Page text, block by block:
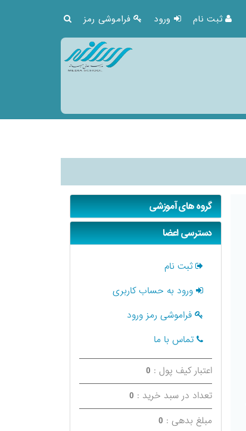
ثبت نام ورود فراموشی رمز
گروه های آموزشی
دسترسی اعضا
ثبت نام
ورود به حساب کاربری
فراموشی رمز ورود
تماس با ما
اعتبار کیف پول : 0
تعداد در سبد خرید : 0
مبلغ بدهی : 0